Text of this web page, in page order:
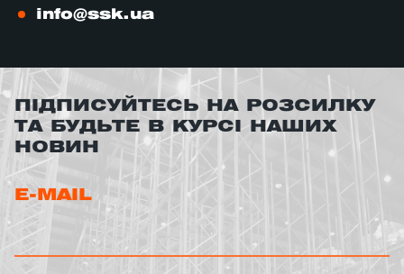
info@ssk.ua
ПІДПИСУЙТЕСЬ НА РОЗСИЛКУ
ТА БУДЬТЕ В КУРСІ НАШИХ
НОВИН
E-MAIL